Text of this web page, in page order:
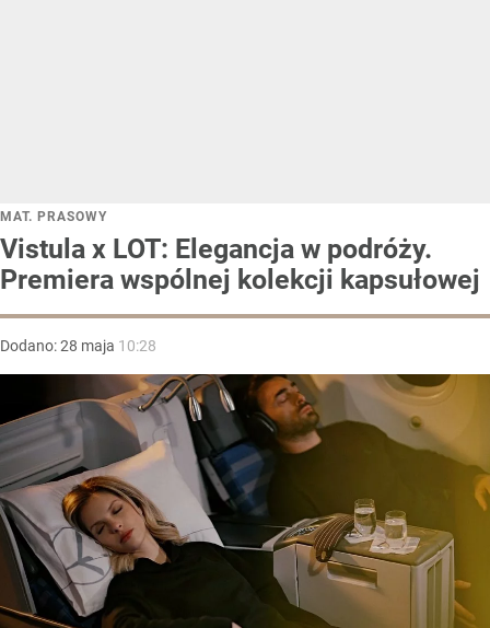
MAT. PRASOWY
Vistula x LOT: Elegancja w podróży.
Premiera wspólnej kolekcji kapsułowej
Dodano:28 maja 10:28